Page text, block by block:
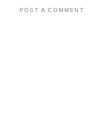
POST A COMMENT